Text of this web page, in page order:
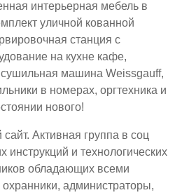
интерьерная мебель в
уличной кованной
станция с
на кухне кафе,
машина Weissgauff,
в номерах, оргтехника и
нового!
Активная группа в соц
инструкций и технологических
обладающих всеми
администраторы,